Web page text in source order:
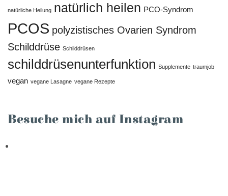
natürliche Heilung natürlich heilen PCO-Syndrom
PCOS polyzistisches Ovarien Syndrom
Schilddrüse Schilddrüsen
schilddrüsenunterfunktion Supplemente traumjob
vegan vegane Lasagne vegane Rezepte
Besuche mich auf Instagram